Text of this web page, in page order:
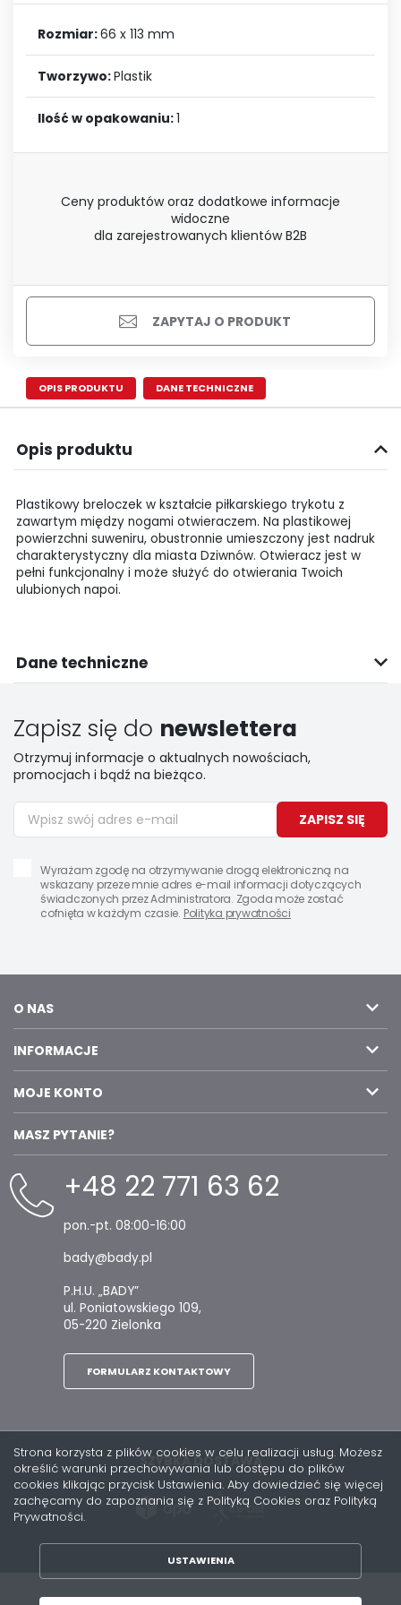
Rozmiar:66 x 113 mm
Tworzywo:Plastik
Ilość w opakowaniu:1
Ceny produktów oraz dodatkowe informacje
widoczne
dla zarejestrowanych klientów B2B
ZAPYTAJ O PRODUKT
OPIS PRODUKTU DANE TECHNICZNE
Opis produktu
Plastikowy breloczek w kształcie piłkarskiego trykotu z
zawartym między nogami otwieraczem. Na plastikowej
powierzchni suweniru, obustronnie umieszczony jest nadruk
charakterystyczny dla miasta Dziwnów. Otwieracz jest w
pełni funkcjonalny i może służyć do otwierania Twoich
ulubionych napoi.
Dane techniczne
Zapisz się do newslettera
Otrzymuj informacje o aktualnych nowościach,
promocjach i bądź na bieżąco.
ZAPISZ SIĘ
Wyrażam zgodę na otrzymywanie drogą elektroniczną na
wskazany przeze mnie adres e-mail informacji dotyczących
świadczonych przez Administratora. Zgoda może zostać
cofnięta w każdym czasie. Polityka prywatności
O NAS
INFORMACJE
MOJE KONTO
MASZ PYTANIE?
+48 22 771 63 62
pon.-pt. 08:00-16:00
bady@bady.pl
P.H.U. „BADY”
ul. Poniatowskiego 109,
05-220 Zielonka
FORMULARZ KONTAKTOWY
SZYBKA DOSTAWA
Strona korzysta z plików cookies w celu realizacji usług. Możesz
określić warunki przechowywania lub dostępu do plików
cookies klikając przycisk Ustawienia. Aby dowiedzieć się więcej
zachęcamy do zapoznania się z Polityką Cookies oraz Polityką
Prywatności.
USTAWIENIA
ZAPISZ WYBRANE